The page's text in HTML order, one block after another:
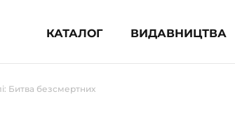
КАТАЛОГ ВИДАВНИЦТВА
Битва безсмертних